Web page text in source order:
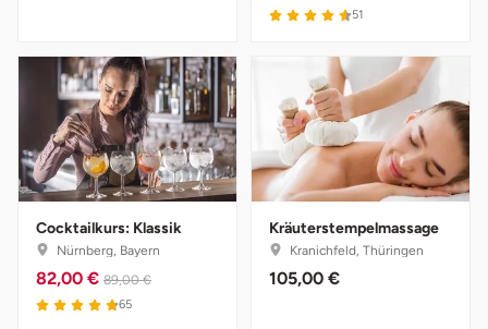
51
Cocktailkurs: Klassik
Nürnberg, Bayern
82,00 € 89,00 €
65
Kräuterstempelmassage
Kranichfeld, Thüringen
105,00 €
Mainz
Mannheim
Mecklenburgische Seenplatte
Meiningen
Merzig